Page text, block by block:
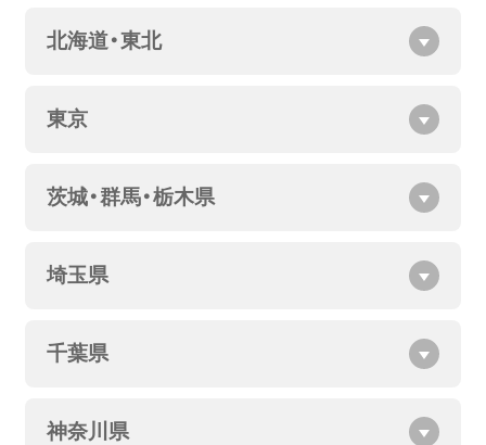
北海道・東北
東京
茨城・群馬・栃木県
埼玉県
千葉県
神奈川県